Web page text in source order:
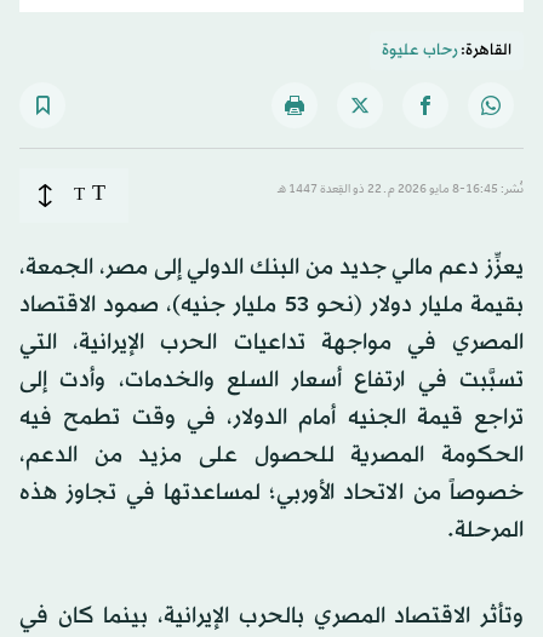
القاهرة:رحاب عليوة
نُشر: 16:45-8 مايو 2026 م ـ 22 ذو القِعدة 1447 هـ T
T
يعزِّز دعم مالي جديد من البنك الدولي إلى مصر، الجمعة،
بقيمة مليار دولار (نحو 53 مليار جنيه)، صمود الاقتصاد
المصري في مواجهة تداعيات الحرب الإيرانية، التي
تسبَّبت في ارتفاع أسعار السلع والخدمات، وأدت إلى
تراجع قيمة الجنيه أمام الدولار، في وقت تطمح فيه
الحكومة المصرية للحصول على مزيد من الدعم،
خصوصاً من الاتحاد الأوربي؛ لمساعدتها في تجاوز هذه
المرحلة.
وتأثر الاقتصاد المصري بالحرب الإيرانية، بينما كان في